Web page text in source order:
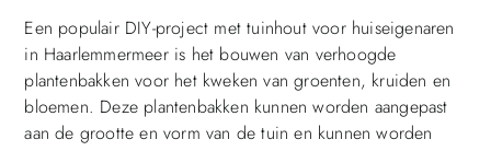
Een populair DIY-project met tuinhout voor huiseigenaren
in Haarlemmermeer is het bouwen van verhoogde
plantenbakken voor het kweken van groenten, kruiden en
bloemen. Deze plantenbakken kunnen worden aangepast
aan de grootte en vorm van de tuin en kunnen worden